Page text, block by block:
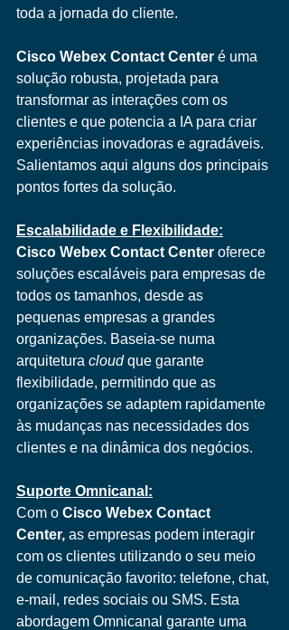
toda a jornada do cliente.
Cisco Webex Contact Center é uma
solução robusta, projetada para
transformar as interações com os
clientes e que potencia a IA para criar
experiências inovadoras e agradáveis.
Salientamos aqui alguns dos principais
pontos fortes da solução.
Escalabilidade e Flexibilidade:
Cisco Webex Contact Center oferece
soluções escaláveis para empresas de
todos os tamanhos, desde as
pequenas empresas a grandes
organizações. Baseia-se numa
arquitetura cloud que garante
flexibilidade, permitindo que as
organizações se adaptem rapidamente
às mudanças nas necessidades dos
clientes e na dinâmica dos negócios.
Suporte Omnicanal:
Com o Cisco Webex Contact
Center, as empresas podem interagir
com os clientes utilizando o seu meio
de comunicação favorito: telefone, chat,
e-mail, redes sociais ou SMS. Esta
abordagem Omnicanal garante uma